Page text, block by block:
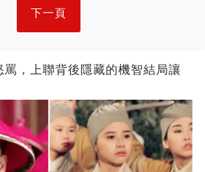
下一頁
，上聯背後隱藏的機智結局讓